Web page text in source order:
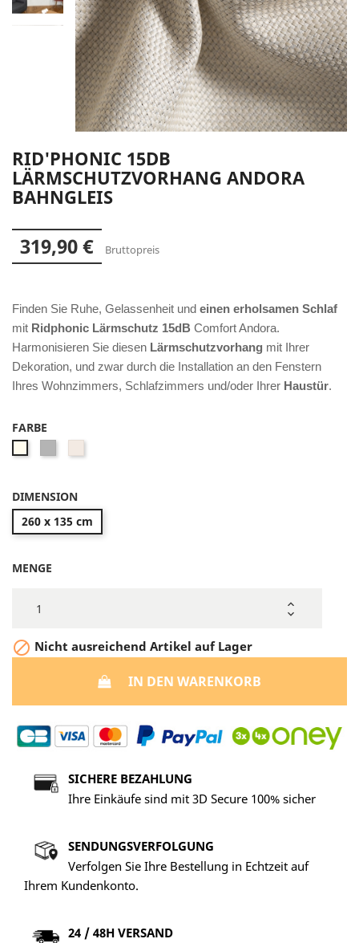
RID'PHONIC 15DB
LÄRMSCHUTZVORHANG ANDORA
BAHNGLEIS
319,90 € Bruttopreis
Finden Sie Ruhe, Gelassenheit und einen erholsamen Schlaf
mit Ridphonic Lärmschutz 15dB Comfort Andora.
Harmonisieren Sie diesen Lärmschutzvorhang mit Ihrer
Dekoration, und zwar durch die Installation an den Fenstern
Ihres Wohnzimmers, Schlafzimmers und/oder Ihrer Haustür.
FARBE
DIMENSION
260 x 135 cm
MENGE
 Nicht ausreichend Artikel auf Lager
IN DEN WARENKORB
SICHERE BEZAHLUNG
Ihre Einkäufe sind mit 3D Secure 100% sicher
SENDUNGSVERFOLGUNG
Verfolgen Sie Ihre Bestellung in Echtzeit auf
Ihrem Kundenkonto.
24 / 48H VERSAND